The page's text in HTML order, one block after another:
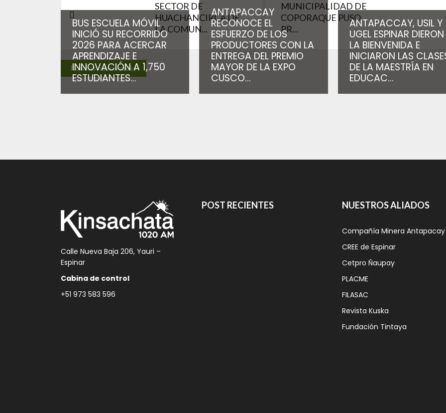
SECTOR DE
HUACHANCIRCA DE
LA COMUN...
MUNICIPALIDAD DE
COPORAQUE PUSO
PR...
Noticias relacionadas
BUS ESCUELA MÓVIL
INICIÓ SU RECORRIDO
2026 PARA ACERCAR
APRENDIZAJE E
INNOVACIÓN A 1,750
ESTUDIANTES...
ANTAPACCAY
RECONOCE EL
ESFUERZO DE LOS
PRODUCTORES CON LA
ENTREGA DEL PREMIO
MAYOR DE LA EXPO
CUSCO...
ANTAPACCAY, USIL Y
UGEL ESPINAR DIERON
LA BIENVENIDA E
INICIARON LAS
DE LA MAESTRÍA EN
EDUCAC...
Calle Nueva Baja 206, Yauri –
Espinar
Cabina de control
+51 973 583 596
POST RECIENTES NUESTROS ALIADOS
Compañía Minera Antapacay
CREE de Espinar
Cetpro Ñaupay
PLACME
FILASAC
Revista Kuska
Fundación Tintaya